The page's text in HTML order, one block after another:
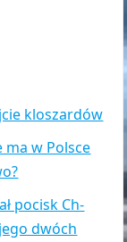
kloszardów
ma w Polsce
pocisk Ch-
dwóch